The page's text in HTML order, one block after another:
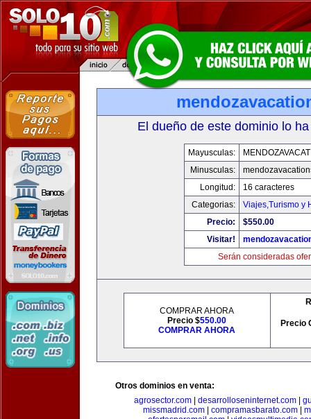
El dueño de este dominio lo
Mayusculas:
Minusculas:
Longitud:
16 caracteres
Categorias:
Viajes,Turismo y
Precio:
$550.00
Visitar!
Serán consideradas
COMPRAR AHORA
Precio $550.00
COMPRAR AHORA
Precio
Otros dominios en venta:
agrosector.com
desarrolloseninternet.com
missmadrid.com| compramasbarato.com|